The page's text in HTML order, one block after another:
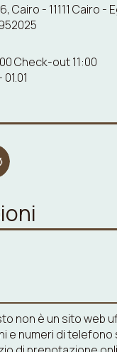
Cairo - 11111 Cairo -
Check-out 11:00
non è un sito web
e numeri di telefono